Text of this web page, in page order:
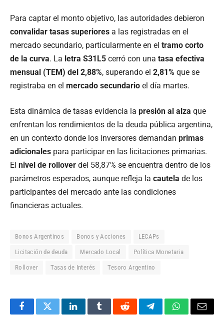
Para captar el monto objetivo, las autoridades debieron
convalidar tasas superiores a las registradas en el
mercado secundario, particularmente en el tramo corto
de la curva. La letra S31L5 cerró con una tasa efectiva
mensual (TEM) del 2,88%, superando el 2,81% que se
registraba en el mercado secundario el día martes.
Esta dinámica de tasas evidencia la presión al alza que
enfrentan los rendimientos de la deuda pública argentina,
en un contexto donde los inversores demandan primas
adicionales para participar en las licitaciones primarias.
El nivel de rollover del 58,87% se encuentra dentro de los
parámetros esperados, aunque refleja la cautela de los
participantes del mercado ante las condiciones
financieras actuales.
Bonos Argentinos Bonos y Acciones LECAPs
Licitación de deuda Mercado Local Política Monetaria
Rollover Tasas de Interés Tesoro Argentino
FacebookTwitterLinkedInTumblrRedditTelegramWhatsApp
Email